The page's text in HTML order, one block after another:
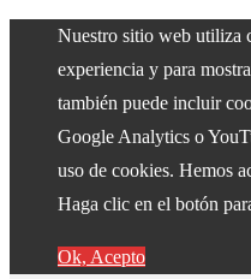
Nuestro sitio web utiliza
experiencia y para
también puede incluir
Google Analytics o
uso de cookies. Hemos
Haga clic en el botón
Ok, Acepto